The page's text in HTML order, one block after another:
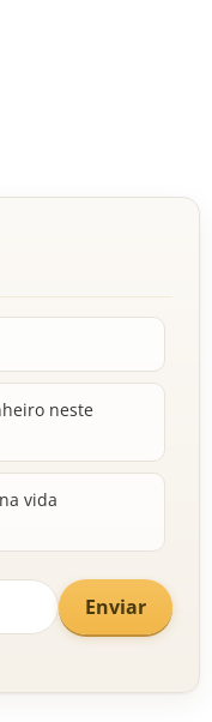
neste
vida
Enviar